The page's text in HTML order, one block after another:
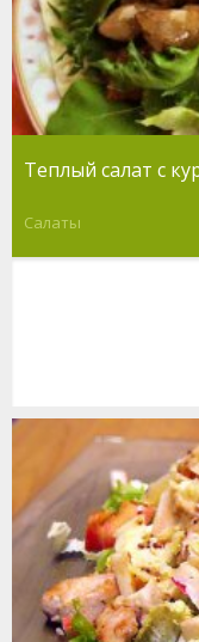
Теплый салат с
Салаты